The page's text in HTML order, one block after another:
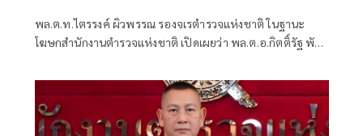
พล.ต.ท.ไตรรงค์ ผิวพรรณ รองจเรตำรวจแห่งชาติ ในฐานะ
โฆษกสำนักงานตำรวจแห่งชาติ เปิดเผยว่า พล.ต.อ.กิตติ์รัฐ พันธุ์
สอบข้อเท็จกรณีมีการกล่าวอ้างว่า นายฑนาฯ หรือ ป๋อง